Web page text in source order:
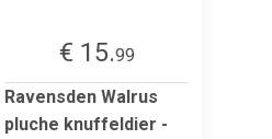
€ 15.99
Ravensden Walrus
pluche knuffeldier -